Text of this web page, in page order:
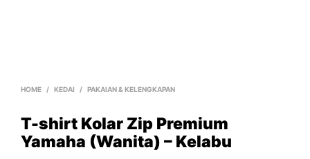
HOME / KEDAI / PAKAIAN & KELENGKAPAN
T-shirt Kolar Zip Premium
Yamaha (Wanita) – Kelabu